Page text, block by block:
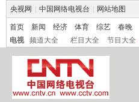
央视网 中国网络电视台 网站地图
首页 新闻 经济 体育 综艺 春晚
电视
频道大全 栏目大全 节目大全